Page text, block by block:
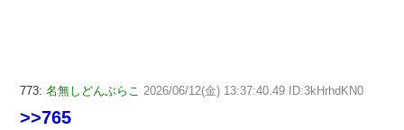
773: 名無しどんぶらこ 2026/06/12(金) 13:37:40.49 ID:3kHrhdKN0
>>765